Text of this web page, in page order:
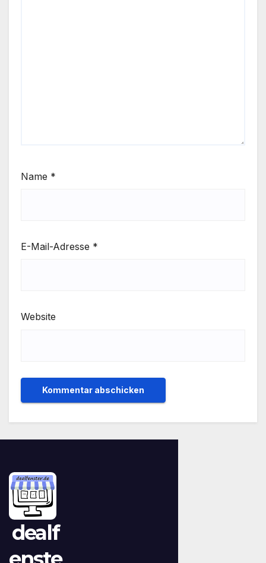
Name *
E-Mail-Adresse *
Website
dealf